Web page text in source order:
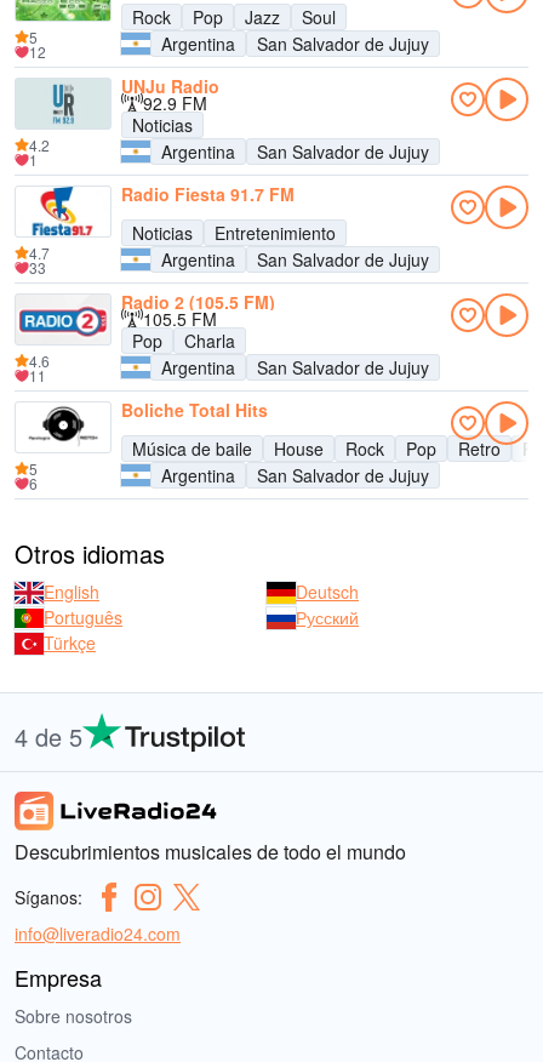
Rock
Pop Jazz
Soul
Argentina
San Salvador de Jujuy
5
12
UNJu Radio
92.9 FM
Noticias
Argentina
San Salvador de Jujuy
4.2
1
Radio Fiesta 91.7 FM
Noticias
Entretenimiento
Argentina
San Salvador de Jujuy
4.7
33
Radio 2 (105.5 FM)
105.5 FM
Pop
Charla
Argentina
San Salvador de Jujuy
4.6
11
Boliche Total Hits
Música de baile
House Rock Pop Retro
Argentina
San Salvador de Jujuy
5
6
Otros idiomas
English
Deutsch
Português
Русский
Türkçe
4 de 5
Descubrimientos musicales de todo el mundo
Síganos:
info@liveradio24.com
Empresa
Sobre nosotros
Contacto